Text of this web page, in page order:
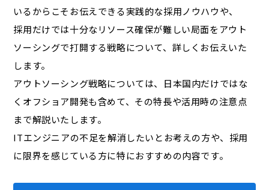
いるからこそお伝えできる実践的な採用ノウハウや、
採用だけでは十分なリソース確保が難しい局面をアウト
ソーシングで打開する戦略について、詳しくお伝えいた
します。
アウトソーシング戦略については、日本国内だけではな
くオフショア開発も含めて、その特長や活用時の注意点
まで解説いたします。
ITエンジニアの不足を解消したいとお考えの方や、採用
に限界を感じている方に特におすすめの内容です。